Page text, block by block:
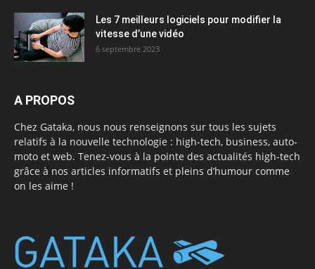
Les 7 meilleurs logiciels pour modifier la
vitesse d’une vidéo
6 septembre 2023
A PROPOS
Chez Gataka, nous nous renseignons sur tous les sujets
relatifs à la nouvelle technologie : high-tech, business, auto-
moto et web. Tenez-vous à la pointe des actualités high-tech
grâce à nos articles informatifs et pleins d’humour comme
on les aime !